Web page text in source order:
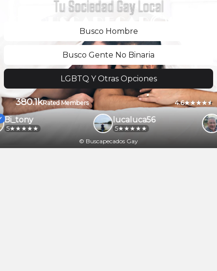
Tu Sociedad Gay Local
Busco Hombre
Busco Gente No Binaria
LGBTQ Y Otras Opciones
380.1kRated Members 4.6
lucaluca56
5
Bi_tony
5
© Buscapecados Gay